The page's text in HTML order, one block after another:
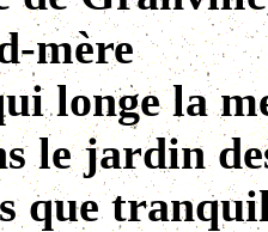
mère
longe la
le jardin
que